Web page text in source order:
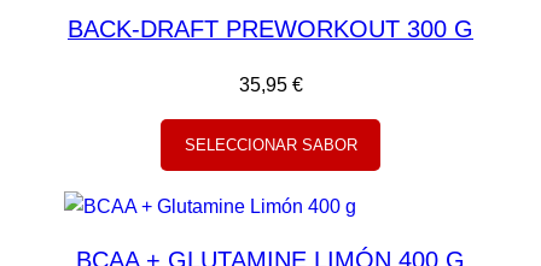
BACK-DRAFT PREWORKOUT 300 G
35,95 €
SELECCIONAR SABOR
BCAA + GLUTAMINE LIMÓN 400 G